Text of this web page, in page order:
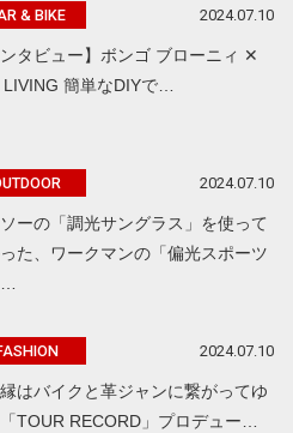
& BIKE 2024.07.10
ンタビュー】ボンゴ ブローニィ ✕
LIVING 簡単なDIYで…
2024.07.10
ーの「調光サングラス」を使って
た、ワークマンの「偏光スポーツ
2024.07.10
はバイクと革ジャンに繋がってゆ
TOUR RECORD」プロデュー…